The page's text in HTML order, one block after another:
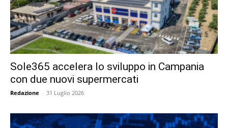
Sole365 accelera lo sviluppo in Campania
con due nuovi supermercati
Redazione - 31 Luglio 2026